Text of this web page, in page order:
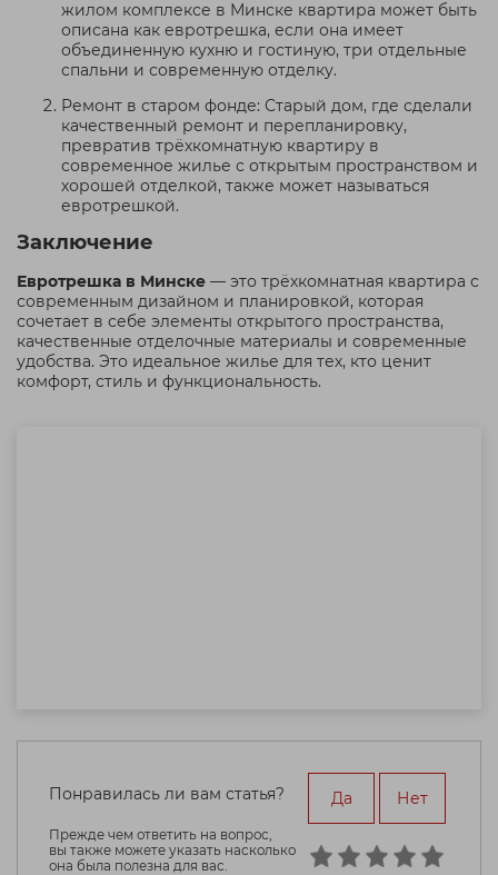
жилом комплексе в Минске квартира может быть
описана как евротрешка, если она имеет
объединенную кухню и гостиную, три отдельные
спальни и современную отделку.
Ремонт в старом фонде: Старый дом, где сделали
качественный ремонт и перепланировку,
превратив трёхкомнатную квартиру в
современное жилье с открытым пространством и
хорошей отделкой, также может называться
евротрешкой.
Заключение
Евротрешка в Минске — это трёхкомнатная квартира с
современным дизайном и планировкой, которая
сочетает в себе элементы открытого пространства,
качественные отделочные материалы и современные
удобства. Это идеальное жилье для тех, кто ценит
комфорт, стиль и функциональность.
Понравилась ли вам статья?
Прежде чем ответить на вопрос,
вы также можете указать насколько
она была полезна для вас.
Да Нет